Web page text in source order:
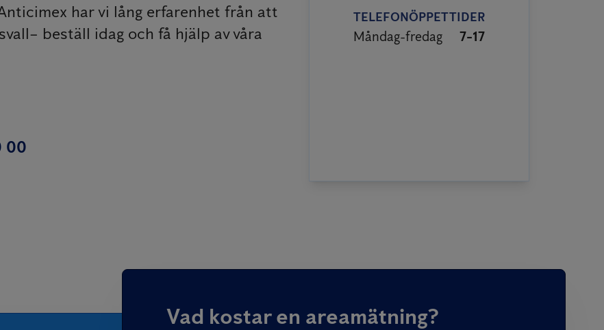
har vi lång erfarenhet från att
beställ idag och få hjälp av våra
00
TELEFONÖPPETTIDER
Måndag-fredag 7-17
Vad kostar en areamätning?